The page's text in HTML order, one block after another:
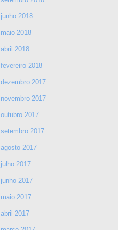
junho 2018
maio 2018
abril 2018
fevereiro 2018
dezembro 2017
novembro 2017
outubro 2017
setembro 2017
agosto 2017
julho 2017
junho 2017
maio 2017
abril 2017